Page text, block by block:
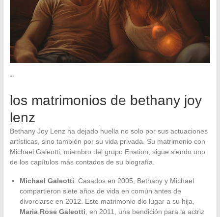
“`
los matrimonios de bethany joy
lenz
Bethany Joy Lenz ha dejado huella no solo por sus actuaciones
artísticas, sino también por su vida privada. Su matrimonio con
Michael Galeotti, miembro del grupo Enation, sigue siendo uno
de los capítulos más contados de su biografía.
Michael Galeotti: Casados en 2005, Bethany y Michael
compartieron siete años de vida en común antes de
divorciarse en 2012. Este matrimonio dio lugar a su hija,
Maria Rose Galeotti , en 2011, una bendición para la actriz